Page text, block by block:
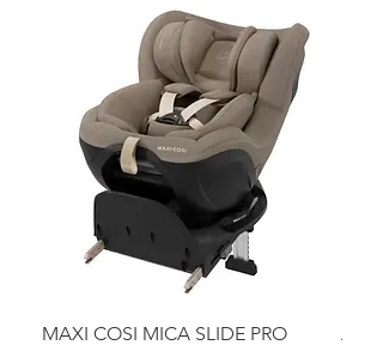
MAXI COSI MICA SLIDE PRO